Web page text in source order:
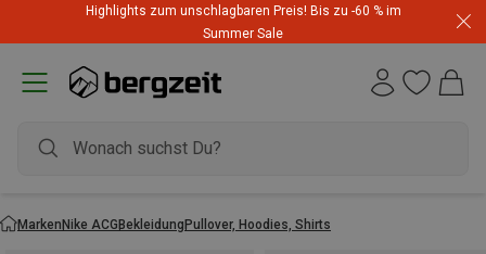
Highlights zum unschlagbaren Preis! Bis zu -60 % im
Summer Sale
MarkenNike ACGBekleidungPullover, Hoodies, Shirts